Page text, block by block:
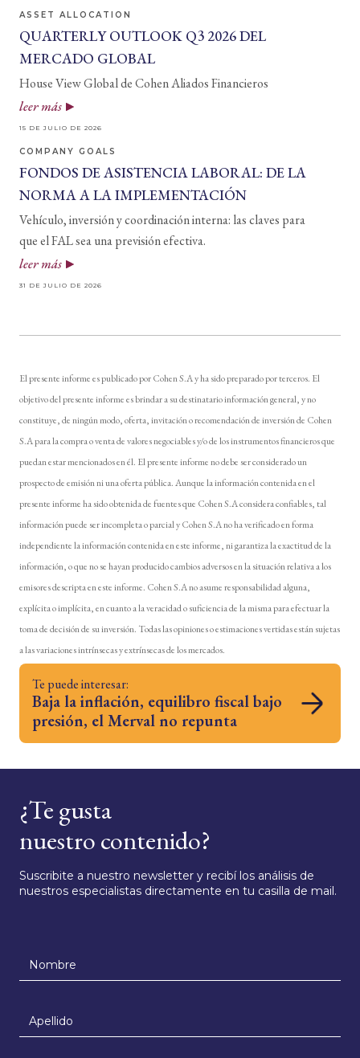
ASSET ALLOCATION
QUARTERLY OUTLOOK Q3 2026 DEL
MERCADO GLOBAL
House View Global de Cohen Aliados Financieros
leer más
15 DE JULIO DE 2026
COMPANY GOALS
FONDOS DE ASISTENCIA LABORAL: DE LA
NORMA A LA IMPLEMENTACIÓN
Vehículo, inversión y coordinación interna: las claves para
que el FAL sea una previsión efectiva.
leer más
31 DE JULIO DE 2026
El presente informe es publicado por Cohen S.A y ha sido preparado por terceros. El
objetivo del presente informe es brindar a su destinatario información general, y no
constituye, de ningún modo, oferta, invitación o recomendación de inversión de Cohen
S.A para la compra o venta de valores negociables y/o de los instrumentos financieros que
puedan estar mencionados en él. El presente informe no debe ser considerado un
prospecto de emisión ni una oferta pública. Aunque la información contenida en el
presente informe ha sido obtenida de fuentes que Cohen S.A considera confiables, tal
información puede ser incompleta o parcial y Cohen S.A no ha verificado en forma
independiente la información contenida en este informe, ni garantiza la exactitud de la
información, o que no se hayan producido cambios adversos en la situación relativa a los
emisores descripta en este informe. Cohen S.A no asume responsabilidad alguna,
explícita o implícita, en cuanto a la veracidad o suficiencia de la misma para efectuar la
toma de decisión de su inversión. Todas las opiniones o estimaciones vertidas están sujetas
a las variaciones intrínsecas y extrínsecas de los mercados.
Te puede interesar:
Baja la inflación, equilibro fiscal bajo
presión, el Merval no repunta
¿Te gusta
nuestro contenido?
Suscribite a nuestro newsletter y recibí los análisis de
nuestros especialistas directamente en tu casilla de mail.